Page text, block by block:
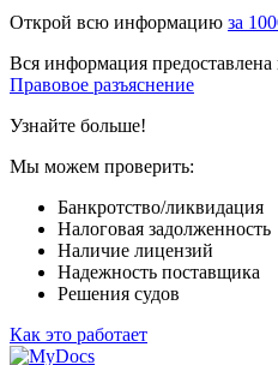
Открой всю информацию за
Вся информация
Правовое разъяснение
Узнайте больше!
Мы можем проверить:
Банкротство/ликвидация
Налоговая задолженность
Наличие лицензий
Надежность поставщика
Решения судов
Как это работает